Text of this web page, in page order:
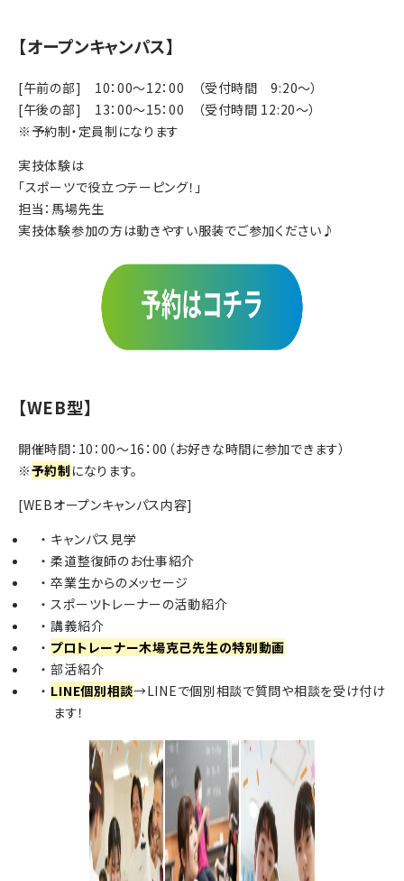
【オープンキャンパス】
[午前の部] 10：00～12：00 （受付時間 9:20～）
[午後の部] 13：00～15：00 （受付時間 12:20～）
※予約制・定員制になります
実技体験は
「スポーツで役立つテーピング！」
担当：馬場先生
実技体験参加の方は動きやすい服装でご参加ください♪
【WEB型】
開催時間：10：00～16：00（お好きな時間に参加できます）
※予約制になります。
[WEBオープンキャンパス内容]
キャンパス見学
柔道整復師のお仕事紹介
卒業生からのメッセージ
スポーツトレーナーの活動紹介
講義紹介
プロトレーナー木場克己先生の特別動画
部活紹介
LINE個別相談→LINEで個別相談で質問や相談を受け付け
ます！